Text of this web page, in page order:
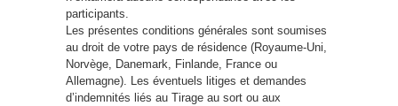
participants.
Les présentes conditions générales sont soumises
au droit de votre pays de résidence (Royaume-Uni,
Norvège, Danemark, Finlande, France ou
Allemagne). Les éventuels litiges et demandes
d’indemnités liés au Tirage au sort ou aux